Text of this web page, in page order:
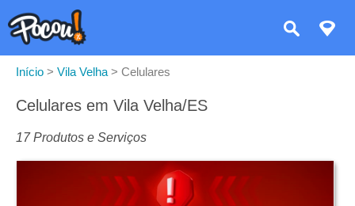
Início > Vila Velha > Celulares
Celulares em Vila Velha/ES
17 Produtos e Serviços